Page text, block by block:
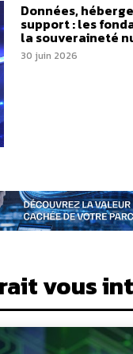
Données,
support : les
la souveraineté
30 juin 2026
vous